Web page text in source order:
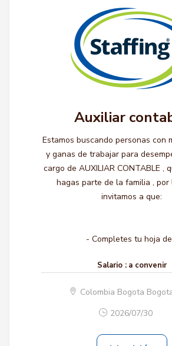
Auxiliar
Estamos buscando personas con
y ganas de trabajar para
cargo de AUXILIAR CONTABLE ,
hagas parte de la familia ,
invitamos a que:
- Completes tu hoja
Salario : a convenir
Colombia Bogota
2026/07/30